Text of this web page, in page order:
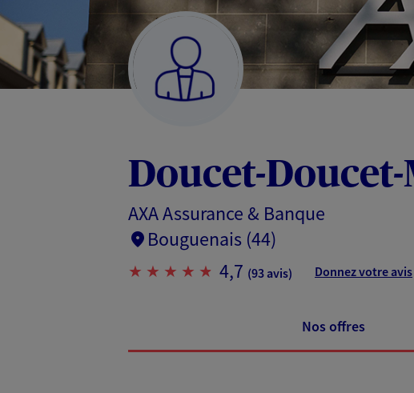
Doucet-
AXA Assurance & Banque
Bouguenais (44)
4,7 (93 avis) Donnez votre avis
Nos offres